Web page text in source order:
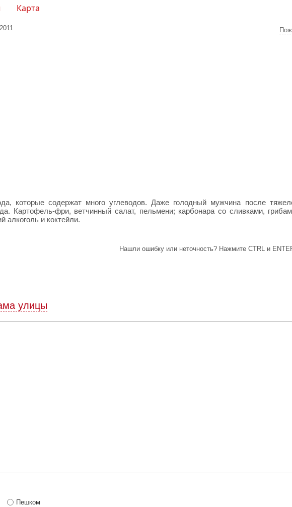
Карта
которые содержат много углеводов. Даже голодный мужчина после
Картофель-фри, ветчинный салат, пельмени; карбонара со сливками,
алкоголь и коктейли.
Нашли ошибку или неточность? Нажмите CTRL и
улицы
Пешком